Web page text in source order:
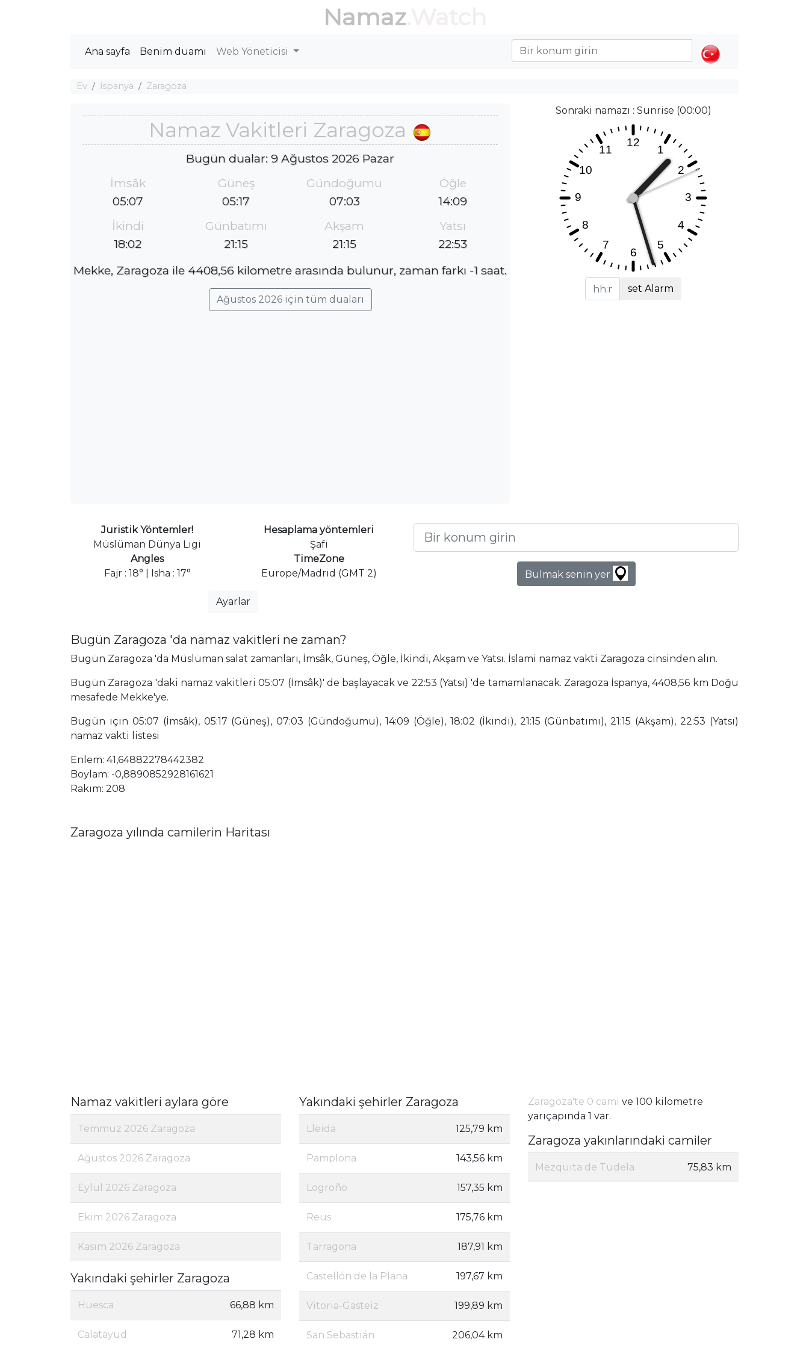
Namaz.Watch
Ana sayfa Benim duamı Web Yöneticisi
Ev İspanya Zaragoza
Namaz Vakitleri Zaragoza
Bugün dualar: 9 Ağustos 2026 Pazar
İmsâk
05:07
Güneş
05:17
Gündoğumu
07:03
Öğle
14:09
İkindi
18:02
Günbatımı
21:15
Akşam
21:15
Yatsı
22:53
Mekke, Zaragoza ile 4408,56 kilometre arasında bulunur, zaman farkı -1 saat.
Ağustos 2026 için tüm duaları
Sonraki namazı : Sunrise (00:00)
set Alarm
Juristik Yöntemler!
Müslüman Dünya Ligi
Hesaplama yöntemleri
Şafi
Angles
Fajr : 18° | Isha : 17°
TimeZone
Europe/Madrid (GMT 2)
Ayarlar
Bulmak senin yer
Bugün Zaragoza 'da namaz vakitleri ne zaman?
Bugün Zaragoza 'da Müslüman salat zamanları, İmsâk, Güneş, Öğle, İkindi, Akşam ve Yatsı. İslami namaz vakti Zaragoza cinsinden alın.
Bugün Zaragoza 'daki namaz vakitleri 05:07 (İmsâk)' de başlayacak ve 22:53 (Yatsı) 'de tamamlanacak. Zaragoza İspanya, 4408,56 km Doğu
mesafede Mekke'ye.
Bugün için 05:07 (İmsâk), 05:17 (Güneş), 07:03 (Gündoğumu), 14:09 (Öğle), 18:02 (İkindi), 21:15 (Günbatımı), 21:15 (Akşam), 22:53 (Yatsı)
namaz vakti listesi
Enlem: 41,64882278442382
Boylam: -0,8890852928161621
Rakım: 208
Zaragoza yılında camilerin Haritası
Namaz vakitleri aylara göre
Temmuz 2026 Zaragoza
Ağustos 2026 Zaragoza
Eylül 2026 Zaragoza
Ekim 2026 Zaragoza
Kasım 2026 Zaragoza
Yakındaki şehirler Zaragoza
Huesca 66,88 km
Calatayud 71,28 km
Yakındaki şehirler Zaragoza
Lleida 125,79 km
Pamplona 143,56 km
Logroño 157,35 km
Reus 175,76 km
Tarragona 187,91 km
Castellón de la Plana 197,67 km
Vitoria-Gasteiz 199,89 km
San Sebastián 206,04 km
Zaragoza'te 0 cami ve 100 kilometre
yarıçapında 1 var.
Zaragoza yakınlarındaki camiler
Mezquita de Tudela 75,83 km